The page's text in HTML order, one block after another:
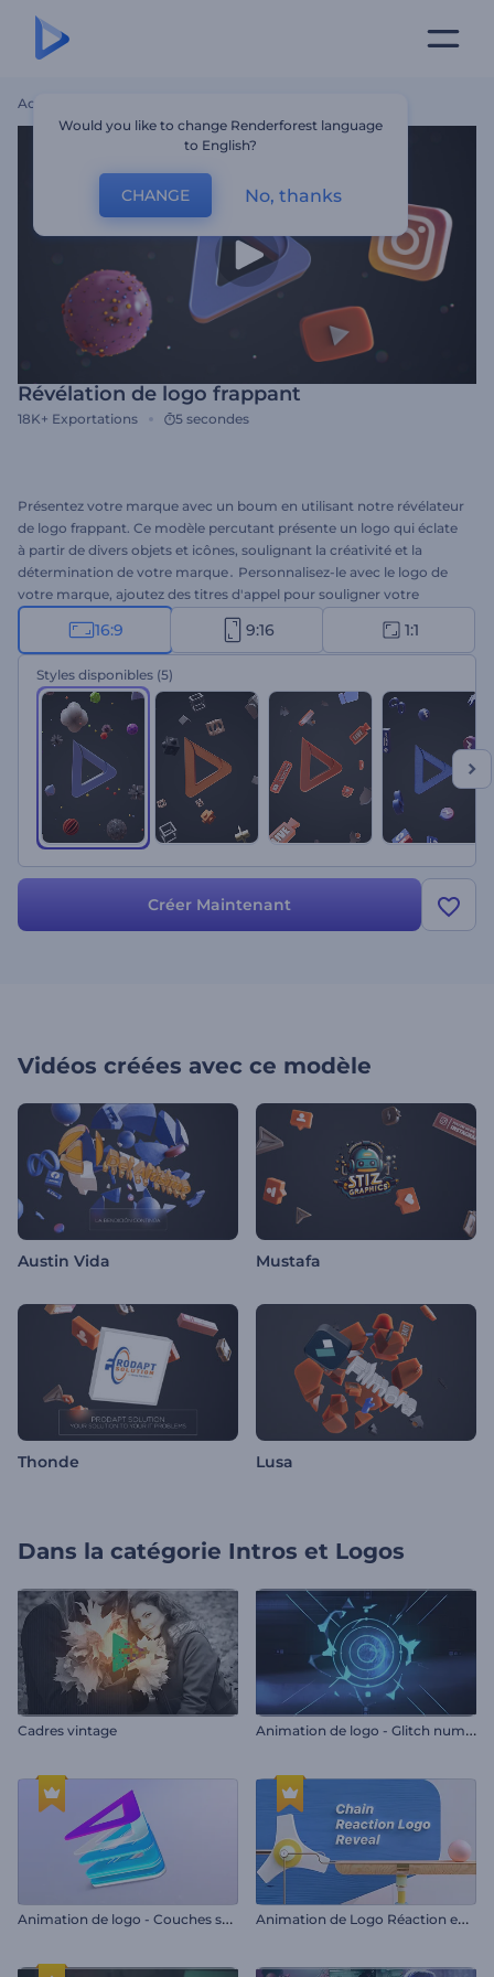
Accueil
Révélation de logo frappant
18K+ Exportations 5 secondes
Présentez votre marque avec un boum en utilisant notre révélateur
de logo frappant. Ce modèle percutant présente un logo qui éclate
à partir de divers objets et icônes, soulignant la créativité et la
détermination de votre marque․ Personnalisez-le avec le logo de
votre marque, ajoutez des titres d'appel pour souligner votre
message, et choisissez parmi une variété de pistes musicales pour
créer l'atmosphère parfaite. Idéal pour les entreprises qui cherchent
à faire une première impression mémorable, ce modèle ne
manquera pas d'attirer l'attention et de laisser un impact durable
sur votre public. Créez dès maintenant !
16:9 9:16 1:1
Styles disponibles (5)
Créer Maintenant
Vidéos créées avec ce modèle
Austin Vida Mustafa
Thonde Lusa
Dans la catégorie Intros et Logos
Cadres vintage A
nimation de logo - Glitch numérique
A
nimation de logo - Couches superposées A
nimation de Logo Réaction en Chaîne
Would you like to change Renderforest language
to English?
CHANGE No, thanks